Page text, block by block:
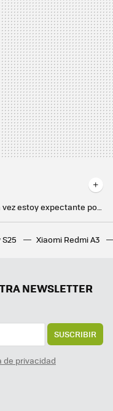
Soy usuario de Android y por primera vez estoy expectante por los nuevos iPhone 16. Este es el motivo
Imagina faltar un día al rodaje de Breaking Bad y que los guionistas terminen creando uno de los personajes más carismáticos de la serie en tu ausencia
Xiaomi Redmi A3
NEWSLETTER
SUSCRIBIR
de privacidad